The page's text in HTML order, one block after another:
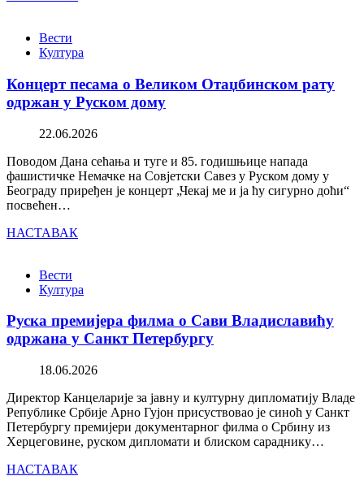
Вести
Култура
Концерт песама о Великом Отаџбинском рату
одржан у Руском дому
22.06.2026
Поводом Дана сећања и туге и 85. годишњице напада
фашистичке Немачке на Совјетски Савез у Руском дому у
Београду приређен је концерт „Чекај ме и ја ћу сигурно доћи“
посвећен…
НАСТАВАК
Вести
Култура
Руска премијера филма о Сави Владиславићу
одржана у Санкт Петербургу
18.06.2026
Директор Канцеларије за јавну и културну дипломатију Владе
Републике Србије Арно Гујон присуствовао је синоћ у Санкт
Петербургу премијери документарног филма о Србину из
Херцеговине, руском дипломати и блиском сараднику…
НАСТАВАК